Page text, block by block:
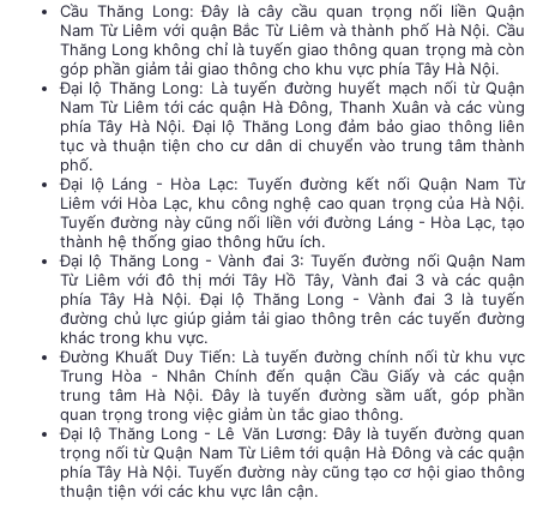
Cầu Thăng Long: Đây là cây cầu quan trọng nối liền Quận
Nam Từ Liêm với quận Bắc Từ Liêm và thành phố Hà Nội. Cầu
Thăng Long không chỉ là tuyến giao thông quan trọng mà còn
góp phần giảm tải giao thông cho khu vực phía Tây Hà Nội.
Đại lộ Thăng Long: Là tuyến đường huyết mạch nối từ Quận
Nam Từ Liêm tới các quận Hà Đông, Thanh Xuân và các vùng
phía Tây Hà Nội. Đại lộ Thăng Long đảm bảo giao thông liên
tục và thuận tiện cho cư dân di chuyển vào trung tâm thành
phố.
Đại lộ Láng - Hòa Lạc: Tuyến đường kết nối Quận Nam Từ
Liêm với Hòa Lạc, khu công nghệ cao quan trọng của Hà Nội.
Tuyến đường này cũng nối liền với đường Láng - Hòa Lạc, tạo
thành hệ thống giao thông hữu ích.
Đại lộ Thăng Long - Vành đai 3: Tuyến đường nối Quận Nam
Từ Liêm với đô thị mới Tây Hồ Tây, Vành đai 3 và các quận
phía Tây Hà Nội. Đại lộ Thăng Long - Vành đai 3 là tuyến
đường chủ lực giúp giảm tải giao thông trên các tuyến đường
khác trong khu vực.
Đường Khuất Duy Tiến: Là tuyến đường chính nối từ khu vực
Trung Hòa - Nhân Chính đến quận Cầu Giấy và các quận
trung tâm Hà Nội. Đây là tuyến đường sầm uất, góp phần
quan trọng trong việc giảm ùn tắc giao thông.
Đại lộ Thăng Long - Lê Văn Lương: Đây là tuyến đường quan
trọng nối từ Quận Nam Từ Liêm tới quận Hà Đông và các quận
phía Tây Hà Nội. Tuyến đường này cũng tạo cơ hội giao thông
thuận tiện với các khu vực lân cận.